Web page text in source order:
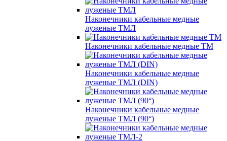
Наконечники кабельные медные
луженые ТМЛ
Наконечники кабельные медные ТМ
Наконечники кабельные медные
луженые ТМЛ (DIN)
Наконечники кабельные медные
луженые ТМЛ (90°)